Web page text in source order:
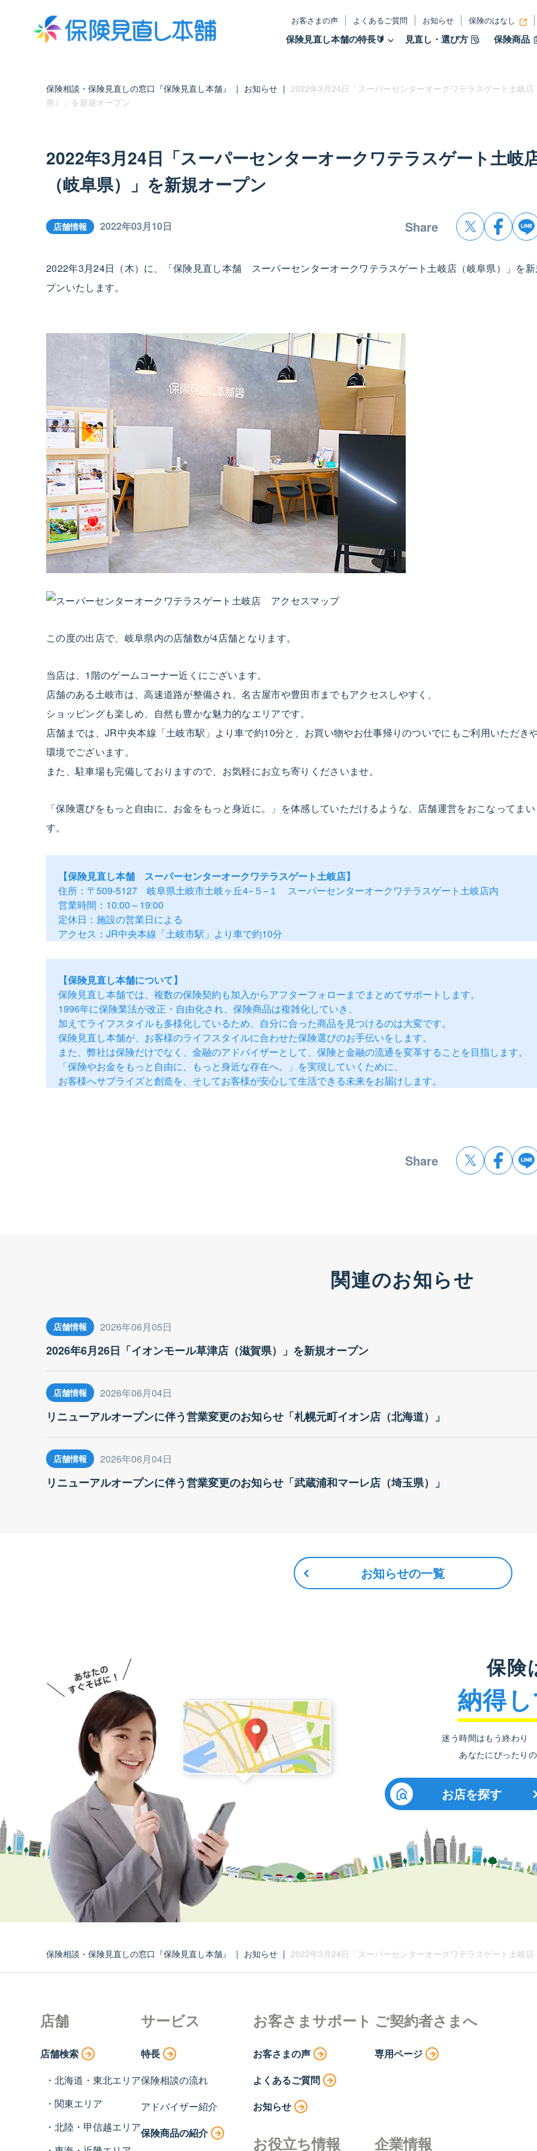
お客さまの声 よくあるご質問 お知らせ 保険のはなし
保険見直し本舗の特長🔰 見直し・選び方 保険商品
保険相談・保険見直しの窓口『保険見直し本舗』 | お知らせ | 2022年3月24日「スーパーセンターオークワテラスゲート土岐店
県）」を新規オープン
2022年3月24日「スーパーセンターオークワテラスゲート土岐
（岐阜県）」を新規オープン
店舗情報 2022年03月10日 Share
2022年3月24日（木）に、「保険見直し本舗 スーパーセンターオークワテラスゲート土岐店（岐阜県）」を
プンいたします。
この度の出店で、岐阜県内の店舗数が4店舗となります。
当店は、1階のゲームコーナー近くにございます。
店舗のある土岐市は、高速道路が整備され、名古屋市や豊田市までもアクセスしやすく、
ショッピングも楽しめ、自然も豊かな魅力的なエリアです。
店舗までは、JR中央本線「土岐市駅」より車で約10分と、お買い物やお仕事帰りのついでにもご利用いただき
環境でございます。
また、駐車場も完備しておりますので、お気軽にお立ち寄りくださいませ。
「保険選びをもっと自由に。お金をもっと身近に。」を体感していただけるような、店舗運営をおこなってま
す。
【保険見直し本舗 スーパーセンターオークワテラスゲート土岐店】
住所：〒509-5127 岐阜県土岐市土岐ヶ丘4−５−１ スーパーセンターオークワテラスゲート土岐店内
営業時間：10:00～19:00
定休日：施設の営業日による
アクセス：JR中央本線「土岐市駅」より車で約10分
【保険見直し本舗について】
保険見直し本舗では、複数の保険契約も加入からアフターフォローまでまとめてサポートします。
1996年に保険業法が改正・自由化され、保険商品は複雑化していき、
加えてライフスタイルも多様化しているため、自分に合った商品を見つけるのは大変です。
保険見直し本舗が、お客様のライフスタイルに合わせた保険選びのお手伝いをします。
また、弊社は保険だけでなく、金融のアドバイザーとして、保険と金融の流通を変革することを目指します。
「保険やお金をもっと自由に、もっと身近な存在へ。」を実現していくために、
お客様へサプライズと創造を、そしてお客様が安心して生活できる未来をお届けします。
Share
関連のお知らせ
店舗情報 2026年06月05日
2026年6月26日「イオンモール草津店（滋賀県）」を新規オープン
店舗情報 2026年06月04日
リニューアルオープンに伴う営業変更のお知らせ「札幌元町イオン店（北海道）」
店舗情報 2026年06月04日
リニューアルオープンに伴う営業変更のお知らせ「武蔵浦和マーレ店（埼玉県）」
お知らせの一覧
保険
納得
迷う時間はもう終わり
あなたにぴったり
お店を探す
保険相談・保険見直しの窓口『保険見直し本舗』 | お知らせ | 2022年3月24日「スーパーセンターオークワテラスゲート土岐
店舗
店舗検索
北海道・東北エリア
関東エリア
北陸・甲信越エリア
サービス
特長
保険相談の流れ
アドバイザー紹介
保険商品の紹介
お客さまサポート
お客さまの声
よくあるご質問
お知らせ
お役立ち情報
ご契約者さまへ
専用ページ
企業情報